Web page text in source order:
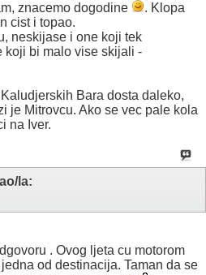
znacemo dogodine
. Klopa
cist i topao.
neskijase i one koji tek
koji bi malo vise skijali -
Bara dosta daleko,
je Mitrovcu. Ako se vec pale kola
na Iver.
la:
. Ovog ljeta cu motorom
od destinacija. Taman da se